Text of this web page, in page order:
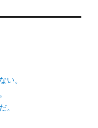
い。
。